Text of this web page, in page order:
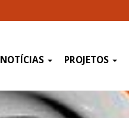
NOTÍCIAS PROJETOS